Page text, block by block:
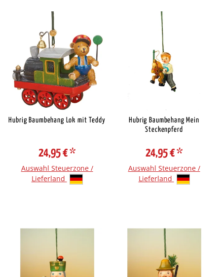
Hubrig Baumbehang Lok mit Teddy
24,95 €*
Auswahl Steuerzone /
Lieferland
Hubrig Baumbehang Mein
Steckenpferd
24,95 €*
Auswahl Steuerzone /
Lieferland